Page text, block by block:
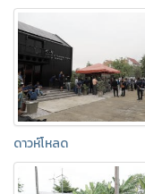
ดาวห์โหลด